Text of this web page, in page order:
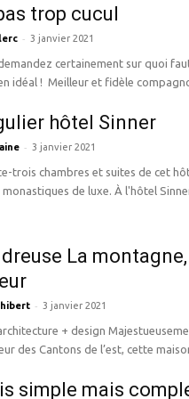
trop cucul
- 3 janvier 2021
certainement sur quoi
idéal ! Meilleur et fidèle
hôtel Sinner
- 3 janvier 2021
trois chambres et suites de cet
monastiques de luxe. À l'hôtel
La
- 3 janvier 2021
Majestueusement déposée sur son nichoir
des Cantons de l’est, cette
simple mais